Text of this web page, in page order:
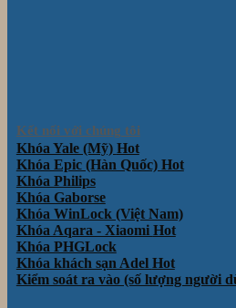
Kết nối với chúng tôi
Khóa Yale (Mỹ)
Khóa Epic (Hàn Quốc)
Khóa Philips
Khóa Gaborse
Khóa WinLock (Việt Nam)
Khóa Aqara - Xiaomi
Khóa PHGLock
Khóa khách sạn Adel
Kiểm soát ra vào (số lượng người